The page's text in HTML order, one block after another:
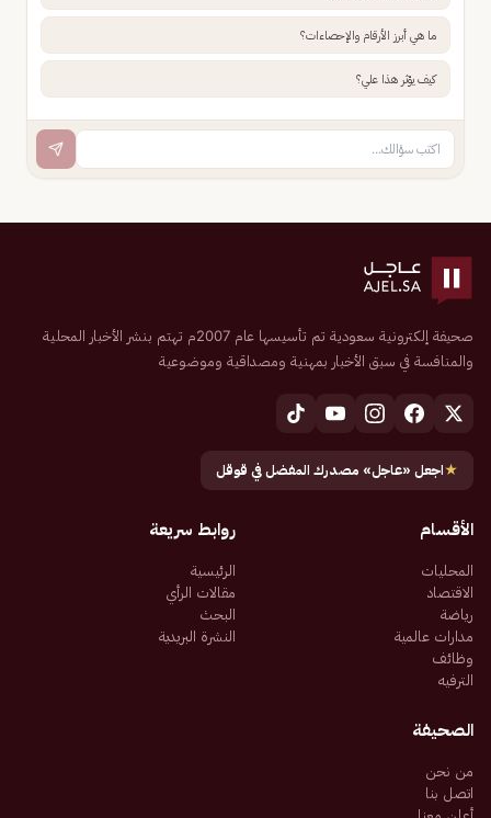
ما هي أبرز الأرقام والإحصاءات؟
كيف يؤثر هذا علي؟
صحيفة إلكترونية سعودية تم تأسيسها عام 2007م تهتم بنشر الأخبار المحلية
والمنافسة في سبق الأخبار بمهنية ومصداقية وموضوعية
★اجعل «عاجل» مصدرك المفضل في قوقل
الأقسام
المحليات
الاقتصاد
رياضة
مدارات عالمية
وظائف
الترفيه
روابط سريعة
الرئيسية
مقالات الرأي
البحث
النشرة البريدية
الصحيفة
من نحن
اتصل بنا